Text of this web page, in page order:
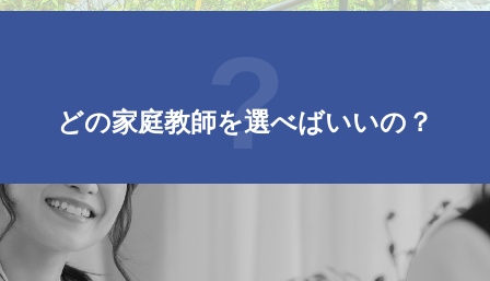
どの家庭教師を選べばいいの？